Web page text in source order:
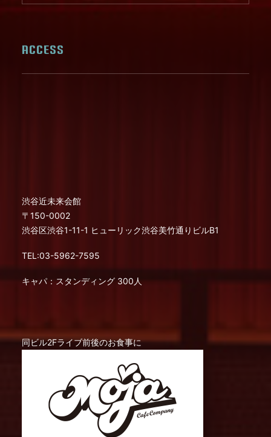
ACCESS
渋谷近未来会館
〒150-0002
渋谷区渋谷1-11-1 ヒューリック渋谷美竹通りビルB1
TEL:03-5962-7595
キャパ：スタンディング 300人
同ビル2Fライブ前後のお食事に